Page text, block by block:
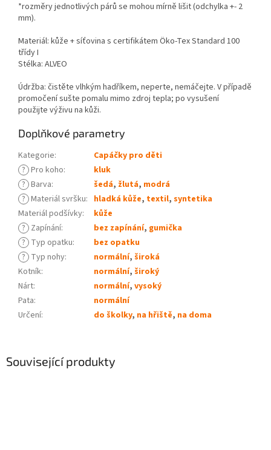
Související produkty
*rozměry jednotlivých párů se mohou mírně lišit (odchylka +- 2
mm).
Materiál: kůže + síťovina s certifikátem Öko-Tex Standard 100
třídy I
Stélka: ALVEO
Údržba: čistěte vlhkým hadříkem, neperte, nemáčejte. V případě
promočení sušte pomalu mimo zdroj tepla; po vysušení
použijte výživu na kůži.
Doplňkové parametry
Kategorie:
Capáčky pro děti
? Pro koho:
kluk
? Barva: šedá, žlutá, modrá
? Materiál svršku: hladká kůže, textil, syntetika
Materiál podšívky:
kůže
? Zapínání: bez zapínání, gumička
? Typ opatku:
bez opatku
? Typ nohy: normální, široká
Kotník: normální, široký
Nárt: normální, vysoký
Pata:
normální
Určení: do školky, na hřiště, na doma